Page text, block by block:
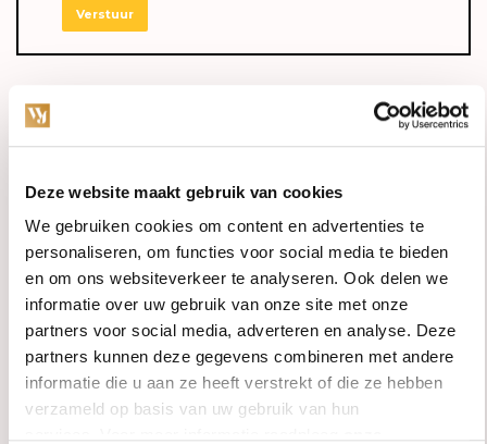
Deze website maakt gebruik van cookies
We gebruiken cookies om content en advertenties te
personaliseren, om functies voor social media te bieden
en om ons websiteverkeer te analyseren. Ook delen we
informatie over uw gebruik van onze site met onze
partners voor social media, adverteren en analyse. Deze
partners kunnen deze gegevens combineren met andere
informatie die u aan ze heeft verstrekt of die ze hebben
verzameld op basis van uw gebruik van hun
Verstuur
Specifications
Material:
Stone Type:
Stone Carat:
ct.
Stone Form:
Stone Size:
mm
Stone Color: